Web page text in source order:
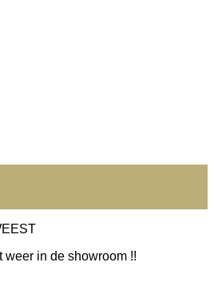
weer in de showroom !!